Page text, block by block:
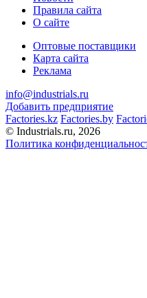
Правила сайта
О сайте
Оптовые поставщики
Карта сайта
Реклама
info@industrials.ru
Добавить предприятие
Factories.kz Factories.by
© Industrials.ru, 2026
Политика